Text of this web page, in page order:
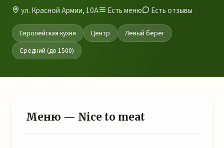
ул. Красной Армии, 10А Есть меню Есть отзывы
Европейская кухня Центр
Левый берег
Средний (до 1500)
Меню — Nice to meat